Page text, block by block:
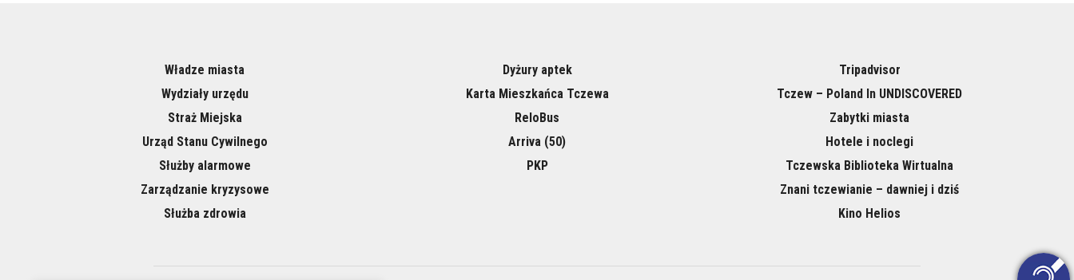
Władze miasta
Wydziały urzędu
Straż Miejska
Urząd Stanu Cywilnego
Służby alarmowe
Zarządzanie kryzysowe
Służba zdrowia
Dyżury aptek
Karta Mieszkańca Tczewa
ReloBus
Arriva (50)
PKP
Tripadvisor
Tczew – Poland In UNDISCOVERED
Zabytki miasta
Hotele i noclegi
Tczewska Biblioteka Wirtualna
Znani tczewianie – dawniej i dziś
Kino Helios